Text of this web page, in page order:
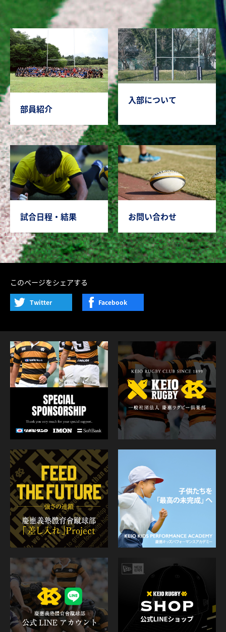
部員紹介
入部について
試合日程・結果 お問い合わせ
このページをシェアする
Twitter Facebook